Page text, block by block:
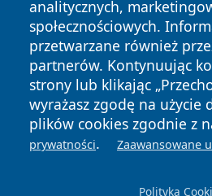
analitycznych,
społecznościowych.
przetwarzane również
partnerów. Kontynuując
strony lub klikając
wyrażasz zgodę na użycie
plików cookies zgodnie z
prywatności. Zaawansowane
Polityka
Copyright © 2026
zastrzeżone.
News Autorzy
Polityka
Prywatności